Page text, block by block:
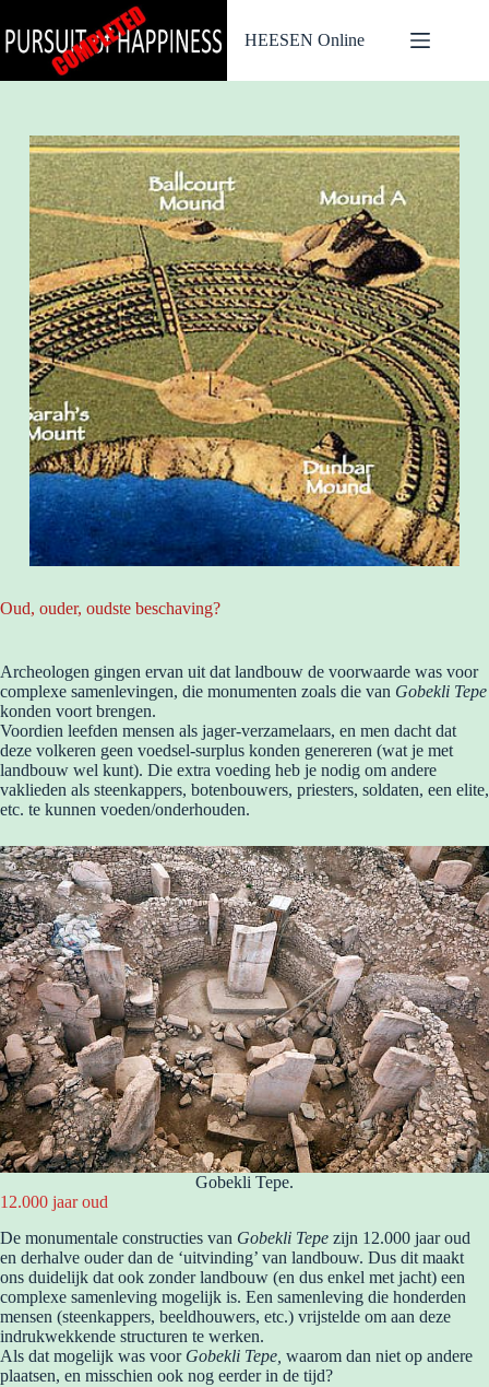
naar
de
HEESEN Online
Oud, ouder, oudste beschaving?
Archeologen gingen ervan uit dat landbouw de voorwaarde was voor
complexe samenlevingen, die monumenten zoals die van Gobekli Tepe
konden voort brengen.
Voordien leefden mensen als jager-verzamelaars, en men dacht dat
deze volkeren geen voedsel-surplus konden genereren (wat je met
landbouw wel kunt). Die extra voeding heb je nodig om andere
vaklieden als steenkappers, botenbouwers, priesters, soldaten, een elite,
etc. te kunnen voeden/onderhouden.
Gobekli Tepe.
12.000 jaar oud
De monumentale constructies van Gobekli Tepe zijn 12.000 jaar oud
en derhalve ouder dan de ‘uitvinding’ van landbouw. Dus dit maakt
ons duidelijk dat ook zonder landbouw (en dus enkel met jacht) een
complexe samenleving mogelijk is. Een samenleving die honderden
mensen (steenkappers, beeldhouwers, etc.) vrijstelde om aan deze
indrukwekkende structuren te werken.
Als dat mogelijk was voor Gobekli Tepe, waarom dan niet op andere
plaatsen, en misschien ook nog eerder in de tijd?